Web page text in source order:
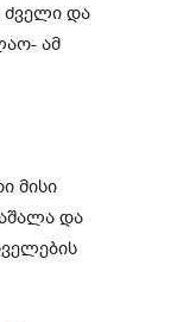
ძველი და
ამ
მისი
და